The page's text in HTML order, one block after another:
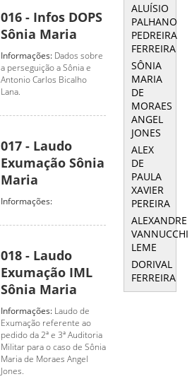
016 - Infos DOPS
Sônia Maria
Informações: Dados sobre
a perseguição a Sônia e
Antonio Carlos Bicalho
Lana.
017 - Laudo
Exumação Sônia
Maria
Informações:
018 - Laudo
Exumação IML
Sônia Maria
Informações: Laudo de
Exumação referente ao
pedido da 2ª e 3ª Auditoria
Militar para o caso de Sônia
Maria de Moraes Angel
Jones.
ALUÍSIO
PALHANO
PEDREIRA
FERREIRA
SÔNIA
MARIA
DE
MORAES
ANGEL
JONES
ALEX
DE
PAULA
XAVIER
PEREIRA
ALEXANDRE
VANNUCCHI
LEME
DORIVAL
FERREIRA